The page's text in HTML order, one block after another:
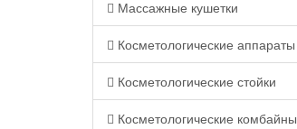
Массажные кушетки
Косметологические аппараты
Косметологические стойки
Косметологические комбайны